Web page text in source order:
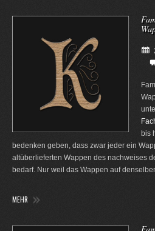
bis
bedenken geben, dass zwar jeder ein
altüberlieferten Wappen des nachweises
bedarf. Nur weil das Wappen auf
MEHR